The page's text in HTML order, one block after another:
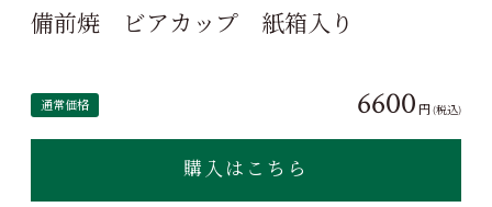
備前焼 ビアカップ 紙箱入り
通常価格 6600 円(税込)
購入はこちら